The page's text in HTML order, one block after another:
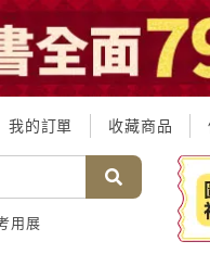
我的訂單 收藏商品
用展